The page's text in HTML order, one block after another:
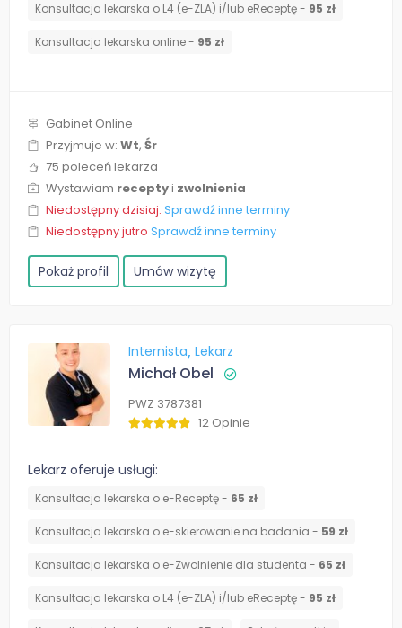
Konsultacja lekarska o L4 (e-ZLA) i/lub eReceptę - 95 zł
Konsultacja lekarska online - 95 zł
Gabinet Online
Przyjmuje w: Wt, Śr
75 poleceń lekarza
Wystawiam receptyi zwolnienia
Niedostępny dzisiaj. Sprawdź inne terminy
Niedostępny jutro Sprawdź inne terminy
Pokaż profil Umów wizytę
Internista Lekarz
Michał Obel
PWZ 3787381
12 Opinie
Lekarz oferuje usługi:
Konsultacja lekarska o e-Receptę - 65 zł
Konsultacja lekarska o e-skierowanie na badania - 59 zł
Konsultacja lekarska o e-Zwolnienie dla studenta - 65 zł
Konsultacja lekarska o L4 (e-ZLA) i/lub eReceptę - 95 zł